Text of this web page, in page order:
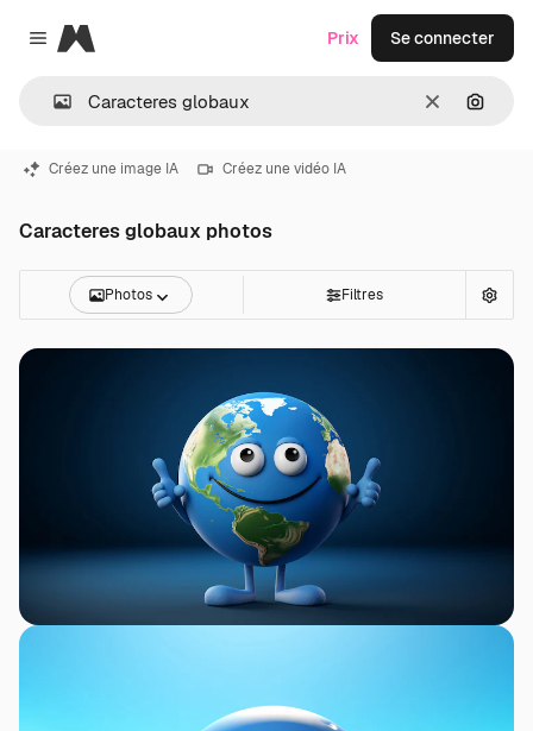
Close menu
Magnific
Effacer
Prix Se connecter
Créez une image IA Créez une vidéo IA
Caracteres globaux photos
Photos Filtres